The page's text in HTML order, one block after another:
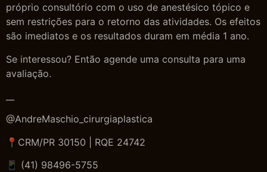
próprio consultório com o uso de anestésico tópico e
sem restrições para o retorno das atividades. Os efeitos
são imediatos e os resultados duram em média 1 ano.
Se interessou? Então agende uma consulta para uma
avaliação.
@AndreMaschio_cirurgiaplastica
📍CRM/PR 30150 | RQE 24742
📱 (41) 98496-5755